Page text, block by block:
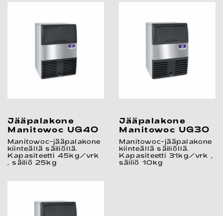
Jääpalakone
Manitowoc UG40
Manitowoc-jääpalakone
kiinteällä säiliöllä.
Kapasiteetti 45kg/vrk
, säiliö 25kg
Jääpalakone
Manitowoc UG30
Manitowoc-jääpalakone
kiinteällä säiliöllä.
Kapasiteetti 31kg/vrk ,
säiliö 10kg